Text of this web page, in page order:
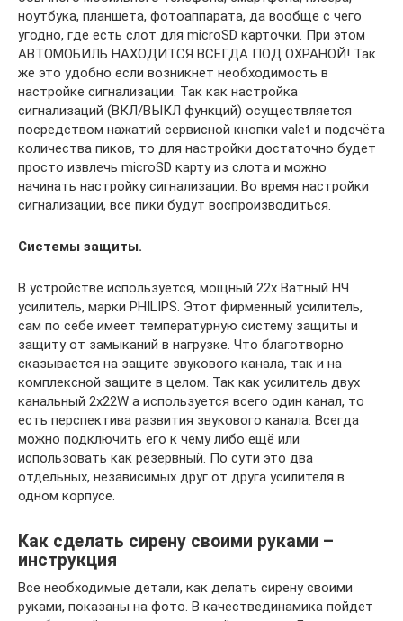
ноутбука, планшета, фотоаппарата, да вообще с чего
угодно, где есть слот для microSD карточки. При этом
АВТОМОБИЛЬ НАХОДИТСЯ ВСЕГДА ПОД ОХРАНОЙ! Так
же это удобно если возникнет необходимость в
настройке сигнализации. Так как настройка
сигнализаций (ВКЛ/ВЫКЛ функций) осуществляется
посредством нажатий сервисной кнопки valet и подсчёта
количества пиков, то для настройки достаточно будет
просто извлечь microSD карту из слота и можно
начинать настройку сигнализации. Во время настройки
сигнализации, все пики будут воспроизводиться.
Системы защиты.
В устройстве используется, мощный 22х Ватный НЧ
усилитель, марки PHILIPS. Этот фирменный усилитель,
сам по себе имеет температурную систему защиты и
защиту от замыканий в нагрузке. Что благотворно
сказывается на защите звукового канала, так и на
комплексной защите в целом. Так как усилитель двух
канальный 2x22W а используется всего один канал, то
есть перспектива развития звукового канала. Всегда
можно подключить его к чему либо ещё или
использовать как резервный. По сути это два
отдельных, независимых друг от друга усилителя в
одном корпусе.
Как сделать сирену своими руками –
инструкция
Все необходимые детали, как делать сирену своими
руками, показаны на фото. В качествединамика пойдет